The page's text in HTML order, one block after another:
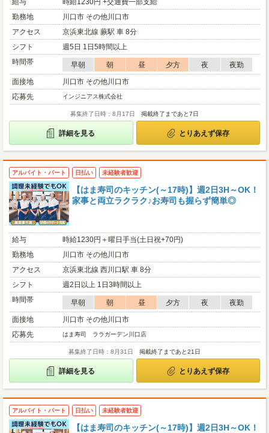
給与
時給1230円 +交通費一部支給
勤務地
川口市 その他川口市
アクセス
京浜東北線 蕨駅 車 8分
シフト
週5日 1日5時間以上
時間帯
早朝 朝 昼 夕方 夜
夜勤
面接地
川口市 その他川口市
応募先
インジニアス株式会社
募集終了日時：8月17日 掲載終了まであと7日
詳細を見る とりあえず保存
アルバイト・パート 日払い 未経験者歓迎
【はま寿司のキッチン(～17時)】週2日3H～OK！
家事と両立ラクラク♪お寿司も握らず簡単◎
給与
時給1230円＋曜日手当(土日祝+70円)
勤務地
川口市 その他川口市
アクセス
京浜東北線 西川口駅 車 8分
シフト
週2日以上 1日3時間以上
時間帯
早朝 朝 昼 夕方 夜
夜勤
面接地
川口市 その他川口市
応募先
はま寿司 ララガーデン川口店
募集終了日時：8月31日 掲載終了まであと21日
詳細を見る とりあえず保存
アルバイト・パート 日払い 未経験者歓迎
【はま寿司のキッチン(～17時)】週2日3H～OK！